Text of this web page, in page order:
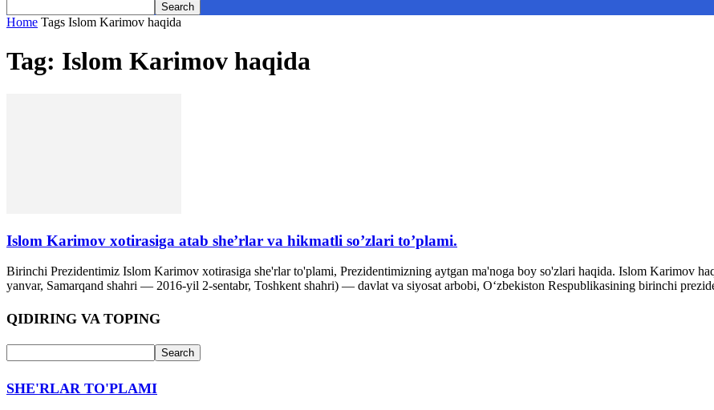
Home Tags Islom Karimov haqida
Tag: Islom Karimov haqida
Islom Karimov xotirasiga atab she’rlar va hikmatli so’zlari to’plami.
Birinchi Prezidentimiz Islom Karimov xotirasiga she'rlar to'plami, Prezidentimizning aytgan ma'noga boy so'zlari haqida. Islom Karimov
yanvar, Samarqand shahri — 2016-yil 2-sentabr, Toshkent shahri) — davlat va siyosat arbobi, Oʻzbekiston Respublikasining birinchi
QIDIRING VA TOPING
SHE'RLAR TO'PLAMI